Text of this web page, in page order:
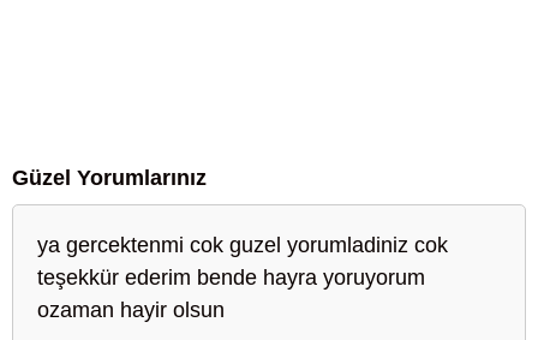
Güzel Yorumlarınız
ya gercektenmi cok guzel yorumladiniz cok
teşekkür ederim bende hayra yoruyorum
ozaman hayir olsun